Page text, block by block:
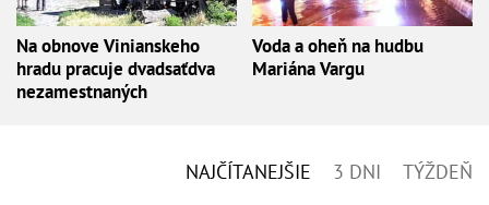
Na obnove Vinianskeho
hradu pracuje dvadsaťdva
nezamestnaných
Voda a oheň na hudbu
Mariána Vargu
NAJČÍTANEJŠIE 3 DNI TÝŽDEŇ